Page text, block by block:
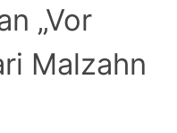
„Vor
Malzahn